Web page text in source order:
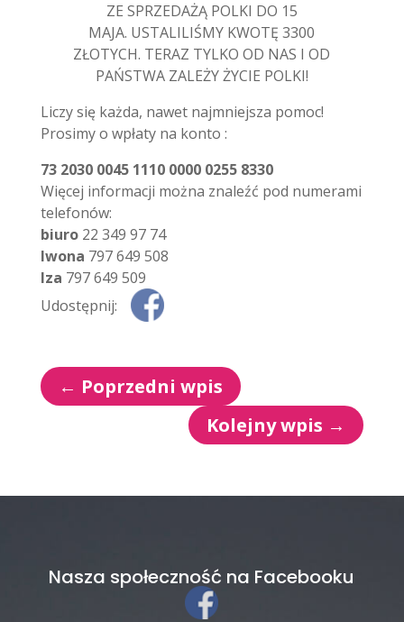
ZE SPRZEDAŻĄ POLKI DO 15
MAJA. USTALILIŚMY KWOTĘ 3300
ZŁOTYCH. TERAZ TYLKO OD NAS I OD
PAŃSTWA ZALEŻY ŻYCIE POLKI!
Liczy się każda, nawet najmniejsza pomoc!
Prosimy o wpłaty na konto :
73 2030 0045 1110 0000 0255 8330
Więcej informacji można znaleźć pod numerami
telefonów:
biuro 22 349 97 74
Iwona 797 649 508
Iza 797 649 509
Udostępnij:
← Poprzedni wpis
Kolejny wpis →
Nasza społeczność na Facebooku